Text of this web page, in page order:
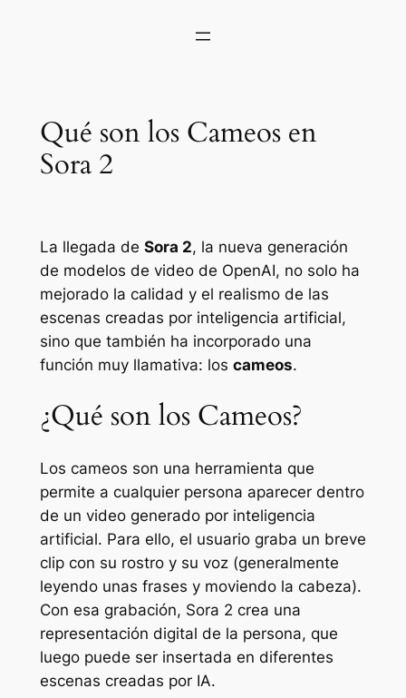
Qué son los Cameos en
Sora 2
La llegada de Sora 2, la nueva generación
de modelos de video de OpenAI, no solo ha
mejorado la calidad y el realismo de las
escenas creadas por inteligencia artificial,
sino que también ha incorporado una
función muy llamativa: los cameos.
¿Qué son los Cameos?
Los cameos son una herramienta que
permite a cualquier persona aparecer dentro
de un video generado por inteligencia
artificial. Para ello, el usuario graba un breve
clip con su rostro y su voz (generalmente
leyendo unas frases y moviendo la cabeza).
Con esa grabación, Sora 2 crea una
representación digital de la persona, que
luego puede ser insertada en diferentes
escenas creadas por IA.